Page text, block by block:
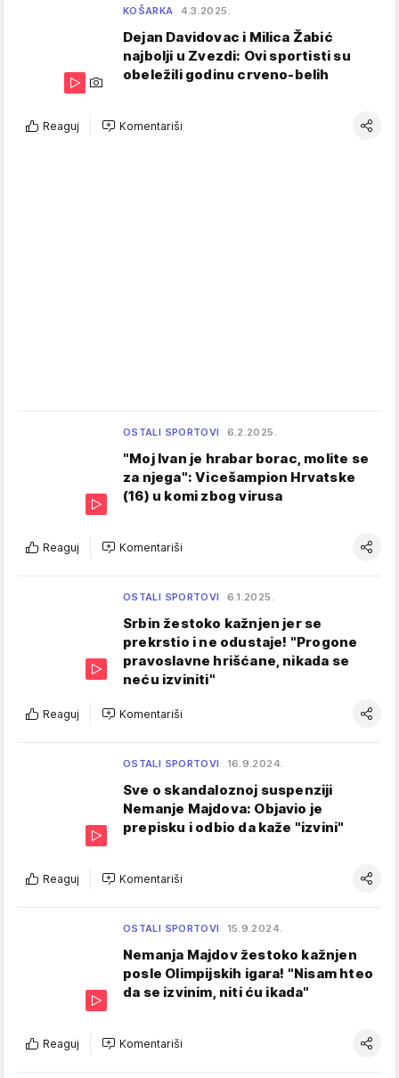
KOŠARKA 4.3.2025.
Dejan Davidovac i Milica Žabić
najbolji u Zvezdi: Ovi sportisti su
obeležili godinu crveno-belih
Reaguj Komentariši
OSTALI SPORTOVI 6.2.2025.
"Moj Ivan je hrabar borac, molite se
za njega": Vicešampion Hrvatske
(16) u komi zbog virusa
Reaguj Komentariši
OSTALI SPORTOVI 6.1.2025.
Srbin žestoko kažnjen jer se
prekrstio i ne odustaje! "Progone
pravoslavne hrišćane, nikada se
neću izviniti"
Reaguj Komentariši
OSTALI SPORTOVI 16.9.2024.
Sve o skandaloznoj suspenziji
Nemanje Majdova: Objavio je
prepisku i odbio da kaže "izvini"
Reaguj Komentariši
OSTALI SPORTOVI 15.9.2024.
Nemanja Majdov žestoko kažnjen
posle Olimpijskih igara! "Nisam hteo
da se izvinim, niti ću ikada"
Reaguj Komentariši